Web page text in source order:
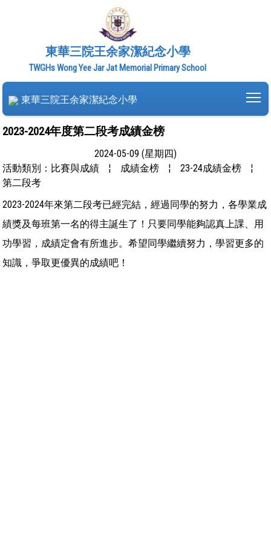
東華三院王余家潔紀念小學
TWGHs Wong Yee Jar Jat Memorial Primary School
東華三院王余家潔紀念小學
2023-2024年度第二段考成績金榜
2024-05-09 (星期四)
活動類別：比賽與成績
¦ 成績金榜 ¦ 23-24成績金榜
¦
第二段考
2023-2024年來第二段考已經完結，經過同學的努力，各學業成
績獎及每班第一名的得主誕生了！只要同學能夠認真上課、用
功學習，成績定會有所進步。希望同學繼續努力，學習更多的
知識，爭取更優異的成績吧！